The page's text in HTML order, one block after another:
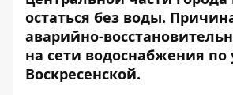
остаться без воды.
аварийно-
на сети водоснабжения по
Воскресенской.